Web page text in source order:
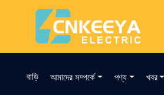
বাড়ি আমাদের সম্পর্কে পণ্য খবর